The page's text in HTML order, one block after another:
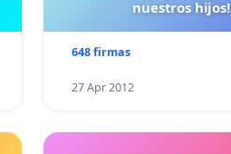
nuestros hijos!
648 firmas
27 Apr 2012